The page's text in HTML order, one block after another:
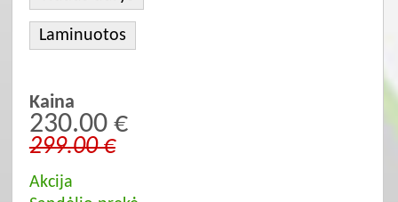
Laminuotos
Kaina
230.00 €
299.00 €
Akcija